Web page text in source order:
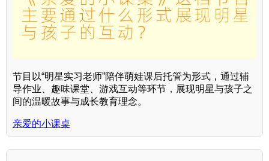
节目以“明星实习老师”陪伴萌娃课后托管为形式，通过辅
导作业、趣味课堂、游戏互动等环节，展现明星与孩子之
间的温暖故事与成长教育理念。
亲爱的小课桌